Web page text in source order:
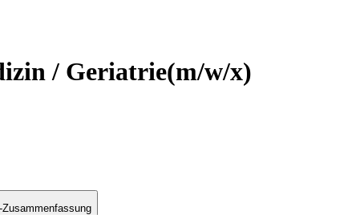
/ Geriatrie(m/w/x)